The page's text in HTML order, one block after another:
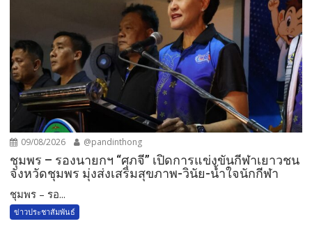
09/08/2026 @pandinthong
ชุมพร – รองนายกฯ “ศุภจี” เปิดการแข่งขันกีฬาเยาวชน
จังหวัดชุมพร มุ่งส่งเสริมสุขภาพ-วินัย-น้ำใจนักกีฬา
ชุมพร – รอ...
ข่าวประชาสัมพันธ์